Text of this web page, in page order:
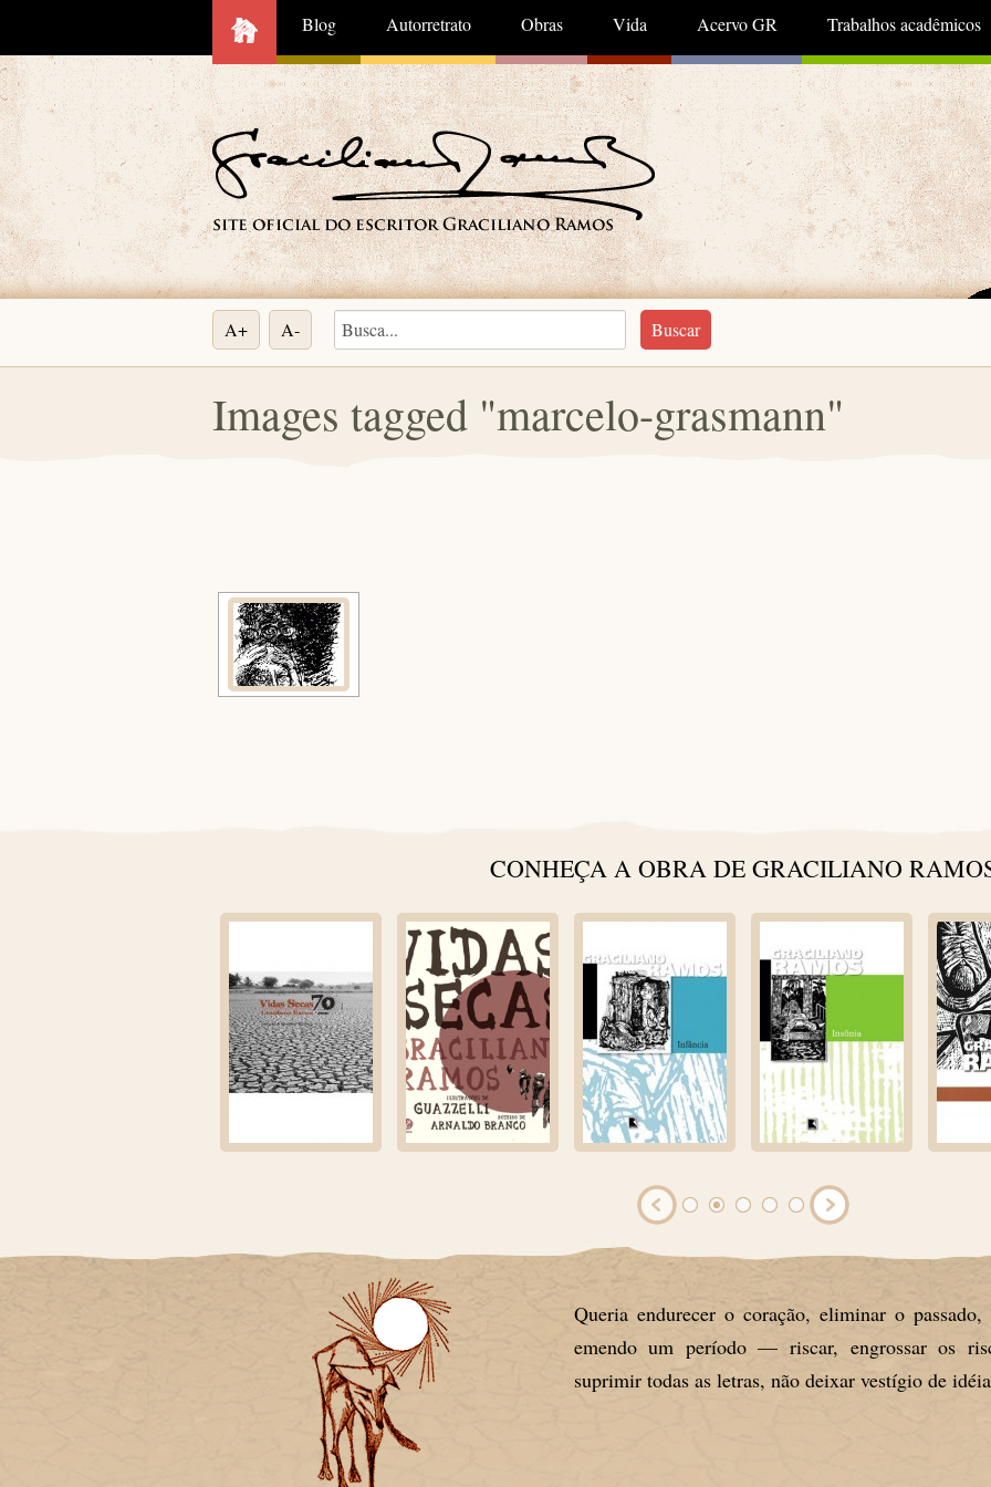
Blog Autorretrato Obras Vida Acervo GR Trabalhos acadêmicos
A+ A-
Images tagged "marcelo-grasmann"
CONHEÇA A OBRA DE GRACILIANO
Queria endurecer o coração, eliminar o
emendo um período — riscar, engrossar os
suprimir todas as letras, não deixar vestígio de